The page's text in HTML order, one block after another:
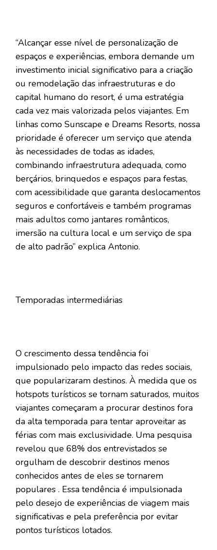
“Alcançar esse nível de personalização de
espaços e experiências, embora demande um
investimento inicial significativo para a criação
ou remodelação das infraestruturas e do
capital humano do resort, é uma estratégia
cada vez mais valorizada pelos viajantes. Em
linhas como Sunscape e Dreams Resorts, nossa
prioridade é oferecer um serviço que atenda
às necessidades de todas as idades,
combinando infraestrutura adequada, como
berçários, brinquedos e espaços para festas,
com acessibilidade que garanta deslocamentos
seguros e confortáveis e também programas
mais adultos como jantares românticos,
imersão na cultura local e um serviço de spa
de alto padrão” explica Antonio.
Temporadas intermediárias
O crescimento dessa tendência foi
impulsionado pelo impacto das redes sociais,
que popularizaram destinos. À medida que os
hotspots turísticos se tornam saturados, muitos
viajantes começaram a procurar destinos fora
da alta temporada para tentar aproveitar as
férias com mais exclusividade. Uma pesquisa
revelou que 68% dos entrevistados se
orgulham de descobrir destinos menos
conhecidos antes de eles se tornarem
populares . Essa tendência é impulsionada
pelo desejo de experiências de viagem mais
significativas e pela preferência por evitar
pontos turísticos lotados.